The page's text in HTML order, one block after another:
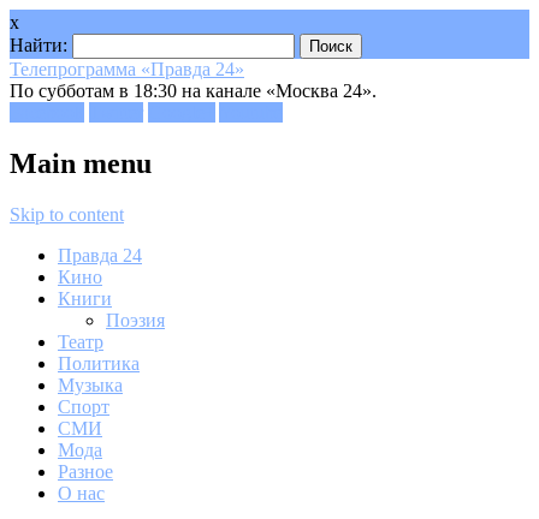
x
Найти:
Телепрограмма «Правда 24»
По субботам в 18:30 на канале «Москва 24».
Main menu
Skip to content
Правда 24
Кино
Книги
Поэзия
Театр
Политика
Музыка
Спорт
СМИ
Мода
Разное
О нас